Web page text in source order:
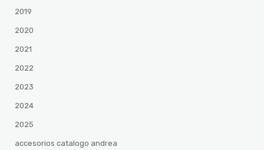
2019
2020
2021
2022
2023
2024
2025
accesorios catalogo andrea